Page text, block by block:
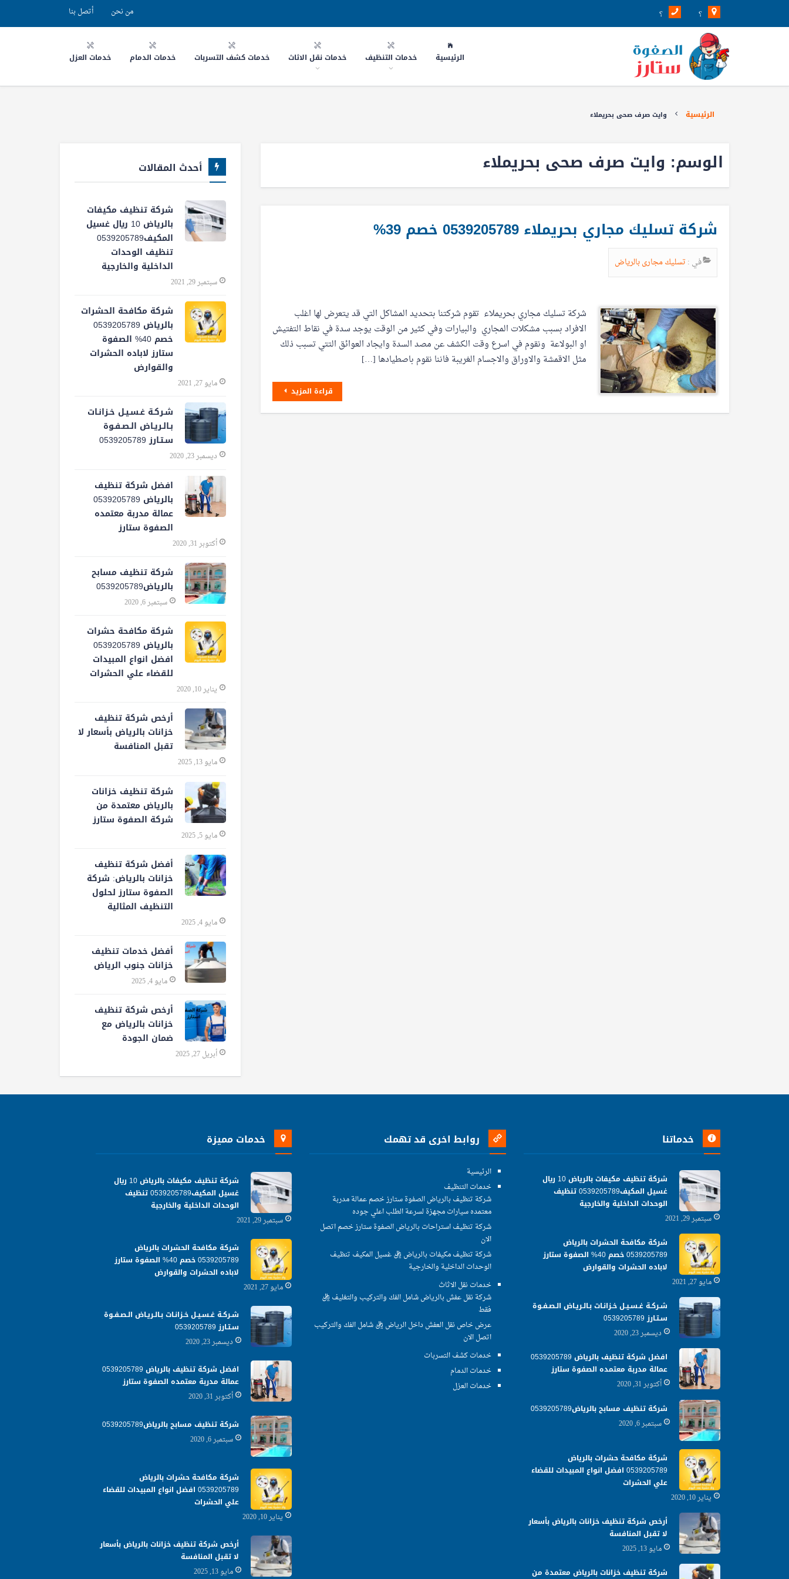
؟ أتصل بنا من نحن
الرئيسية خدمات التنظيف خدمات نقل الاثاث خدمات كشف التسربات خدمات الدمام خدمات العزل
الرئيسية وايت صرف صحى بحريملاء
الوسم: وايت صرف صحى بحريملاء
شركة تسليك مجاري بحريملاء 0539205789 خصم 39%
في : تسليك مجارى بالرياض
شركة تسليك مجاري بحريملاء تقوم شركتنا بتحديد المشاكل التي قد يتعرض لها اغلب
الافراد بسبب مشكلات المجاري والبيارات وفي كثير من الوقت يوجد سدة في نقاط التفتيش
او البولاعة ونقوم في اسرع وقت الكشف عن مصد السدة وايجاد العوائق التتي تسبب ذلك
مثل الاقمشة والاوراق والاجسام الغريبة فاننا نقوم باصطيادها […]
قراءة المزيد
أحدث المقالات
شركة تنظيف مكيفات
بالرياض 10 ريال غسيل
المكيف0539205789
تنظيف الوحدات
الداخلية والخارجية
سبتمبر 29, 2021
شركة مكافحة الحشرات
بالرياض 0539205789
خصم 40% الصفوة
ستارز لاباده الحشرات
والقوارض
مايو 27, 2021
شـركـة غـسـيـل خـزانـات
بـالـريـاض الـصـفـوة
سـتـارز 0539205789
ديسمبر 23, 2020
افضل شركة تنظيف
بالرياض 0539205789
عمالة مدربة معتمده
الصفوة ستارز
أكتوبر 31, 2020
شركة تنظيف مسابح
بالرياض0539205789
سبتمبر 6, 2020
شركة مكافحة حشرات
بالرياض 0539205789
افضل انواع المبيدات
للقضاء علي الحشرات
يناير 10, 2020
أرخص شركة تنظيف
خزانات بالرياض بأسعار لا
تقبل المنافسة
مايو 13, 2025
شركة تنظيف خزانات
بالرياض معتمدة من
شركة الصفوة ستارز
مايو 5, 2025
أفضل شركة تنظيف
خزانات بالرياض: شركة
الصفوة ستارز لحلول
التنظيف المثالية
مايو 4, 2025
أفضل خدمات تنظيف
خزانات جنوب الرياض
مايو 4, 2025
أرخص شركة تنظيف
خزانات بالرياض مع
ضمان الجودة
أبريل 27, 2025
خدماتنا
شركة تنظيف مكيفات بالرياض 10 ريال
غسيل المكيف0539205789 تنظيف
الوحدات الداخلية والخارجية
سبتمبر 29, 2021
شركة مكافحة الحشرات بالرياض
0539205789 خصم 40% الصفوة ستارز
لاباده الحشرات والقوارض
مايو 27, 2021
شـركـة غـسـيـل خـزانـات بـالـريـاض الـصـفـوة
سـتـارز 0539205789
ديسمبر 23, 2020
افضل شركة تنظيف بالرياض 0539205789
عمالة مدربة معتمده الصفوة ستارز
أكتوبر 31, 2020
شركة تنظيف مسابح بالرياض0539205789
سبتمبر 6, 2020
شركة مكافحة حشرات بالرياض
0539205789 افضل انواع المبيدات للقضاء
علي الحشرات
يناير 10, 2020
أرخص شركة تنظيف خزانات بالرياض بأسعار
لا تقبل المنافسة
مايو 13, 2025
شركة تنظيف خزانات بالرياض معتمدة من
روابط اخرى قد تهمك
الرئيسية
خدمات التنظيف
شركة تنظيف بالرياض الصفوة ستارز خصم عمالة مدربة
معتمده سيارات مجهزة لسرعة الطلب اعلي جوده
شركة تنظيف استراحات بالرياض الصفوة ستارز خصم اتصل
الان
شركة تنظيف مكيفات بالرياض ريال غسيل المكيف تنظيف
الوحدات الداخلية والخارجية
خدمات نقل الاثاث
شركة نقل عفش بالرياض شامل الفك والتركيب والتغليف ريال
فقط
عرض خاص نقل العفش داخل الرياض ريال شامل الفك والتركيب
اتصل الان
خدمات كشف التسربات
خدمات الدمام
خدمات العزل
خدمات مميزة
شركة تنظيف مكيفات بالرياض 10 ريال
غسيل المكيف0539205789 تنظيف
الوحدات الداخلية والخارجية
سبتمبر 29, 2021
شركة مكافحة الحشرات بالرياض
0539205789 خصم 40% الصفوة ستارز
لاباده الحشرات والقوارض
مايو 27, 2021
شـركـة غـسـيـل خـزانـات بـالـريـاض الـصـفـوة
سـتـارز 0539205789
ديسمبر 23, 2020
افضل شركة تنظيف بالرياض 0539205789
عمالة مدربة معتمده الصفوة ستارز
أكتوبر 31, 2020
شركة تنظيف مسابح بالرياض0539205789
سبتمبر 6, 2020
شركة مكافحة حشرات بالرياض
0539205789 افضل انواع المبيدات للقضاء
علي الحشرات
يناير 10, 2020
أرخص شركة تنظيف خزانات بالرياض بأسعار
لا تقبل المنافسة
مايو 13, 2025